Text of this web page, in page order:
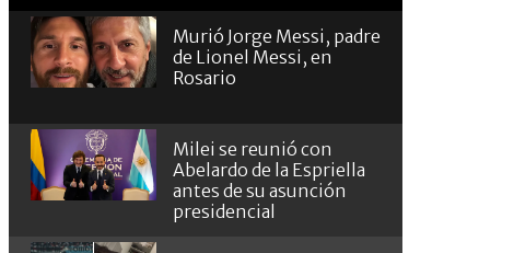
Murió Jorge Messi, padre
de Lionel Messi, en
Rosario
Milei se reunió con
Abelardo de la Espriella
antes de su asunción
presidencial